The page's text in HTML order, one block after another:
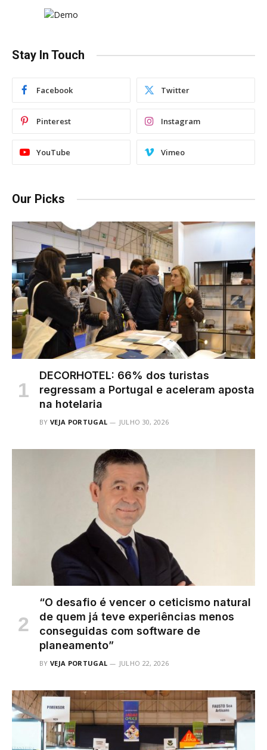
Stay In Touch
Facebook Twitter
Pinterest Instagram
YouTube Vimeo
Our Picks
DECORHOTEL: 66% dos turistas
regressam a Portugal e aceleram aposta
na hotelaria
BY VEJA PORTUGAL JULHO 30, 2026
“O desafio é vencer o ceticismo natural
de quem já teve experiências menos
conseguidas com software de
planeamento”
BY VEJA PORTUGAL JULHO 22, 2026